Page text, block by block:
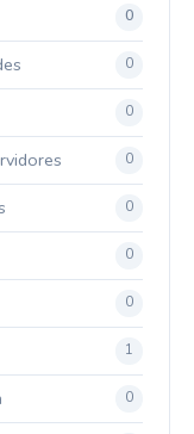
0
0
0
0
0
0
0
1
0